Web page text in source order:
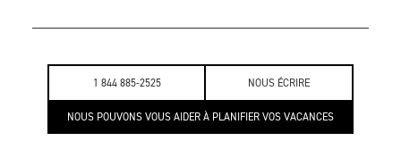
1 844 885-2525 NOUS ÉCRIRE
NOUS POUVONS VOUS AIDER À PLANIFIER VOS VACANCES